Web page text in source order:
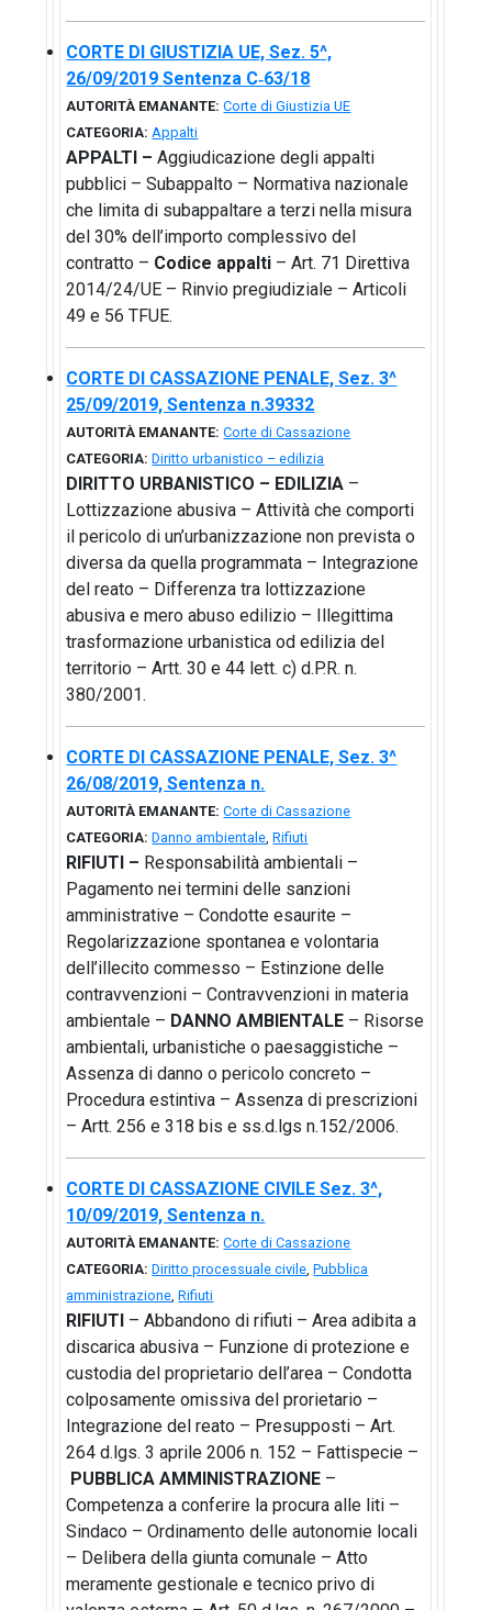
CORTE DI GIUSTIZIA UE, Sez. 5^,
26/09/2019 Sentenza C‑63/18
AUTORITÀ EMANANTE: Corte di Giustizia UE
CATEGORIA: Appalti
APPALTI – Aggiudicazione degli appalti
pubblici – Subappalto – Normativa nazionale
che limita di subappaltare a terzi nella misura
del 30% dell’importo complessivo del
contratto – Codice appalti – Art. 71 Direttiva
2014/24/UE – Rinvio pregiudiziale – Articoli
49 e 56 TFUE.
CORTE DI CASSAZIONE PENALE, Sez. 3^
25/09/2019, Sentenza n.39332
AUTORITÀ EMANANTE: Corte di Cassazione
CATEGORIA: Diritto urbanistico – edilizia
DIRITTO URBANISTICO – EDILIZIA –
Lottizzazione abusiva – Attività che comporti
il pericolo di un’urbanizzazione non prevista o
diversa da quella programmata – Integrazione
del reato – Differenza tra lottizzazione
abusiva e mero abuso edilizio – Illegittima
trasformazione urbanistica od edilizia del
territorio – Artt. 30 e 44 lett. c) d.P.R. n.
380/2001.
CORTE DI CASSAZIONE PENALE, Sez. 3^
26/08/2019, Sentenza n.
AUTORITÀ EMANANTE: Corte di Cassazione
CATEGORIA: Danno ambientale,Rifiuti
RIFIUTI – Responsabilità ambientali –
Pagamento nei termini delle sanzioni
amministrative – Condotte esaurite –
Regolarizzazione spontanea e volontaria
dell’illecito commesso – Estinzione delle
contravvenzioni – Contravvenzioni in materia
ambientale – DANNO AMBIENTALE – Risorse
ambientali, urbanistiche o paesaggistiche –
Assenza di danno o pericolo concreto –
Procedura estintiva – Assenza di prescrizioni
– Artt. 256 e 318 bis e ss.d.lgs n.152/2006.
CORTE DI CASSAZIONE CIVILE Sez. 3^,
10/09/2019, Sentenza n.
AUTORITÀ EMANANTE: Corte di Cassazione
CATEGORIA: Diritto processuale civile,Pubblica
amministrazione,Rifiuti
RIFIUTI – Abbandono di rifiuti – Area adibita a
discarica abusiva – Funzione di protezione e
custodia del proprietario dell’area – Condotta
colposamente omissiva del prorietario –
Integrazione del reato – Presupposti – Art.
264 d.lgs. 3 aprile 2006 n. 152 – Fattispecie –
PUBBLICA AMMINISTRAZIONE –
Competenza a conferire la procura alle liti –
Sindaco – Ordinamento delle autonomie locali
– Delibera della giunta comunale – Atto
meramente gestionale e tecnico privo di